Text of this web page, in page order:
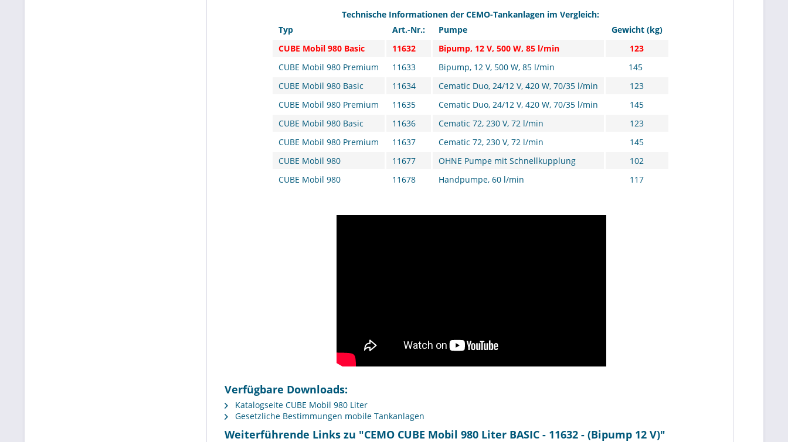
Technische Informationen der CEMO-Tankanlagen im Vergleich:
Typ
Art.-Nr.: Pumpe
Gewicht (kg)
CUBE Mobil 980 Basic
11632 Bipump, 12 V, 500 W, 85 l/min
123
CUBE Mobil 980 Premium
11633 Bipump, 12 V, 500 W, 85 l/min
145
CUBE Mobil 980 Basic
11634 Cematic Duo, 24/12 V, 420 W, 70/35 l/min
123
CUBE Mobil 980 Premium
11635 Cematic Duo, 24/12 V, 420 W, 70/35 l/min
145
CUBE Mobil 980 Basic
11636 Cematic 72, 230 V, 72 l/min
123
CUBE Mobil 980 Premium
11637 Cematic 72, 230 V, 72 l/min
145
CUBE Mobil 980
11677 OHNE Pumpe mit Schnellkupplung
102
CUBE Mobil 980
11678 Handpumpe, 60 l/min 117
Verfügbare Downloads:
Katalogseite CUBE Mobil 980 Liter
Gesetzliche Bestimmungen mobile Tankanlagen
Weiterführende Links zu "CEMO CUBE Mobil 980 Liter BASIC - 11632 - (Bipump 12 V)"